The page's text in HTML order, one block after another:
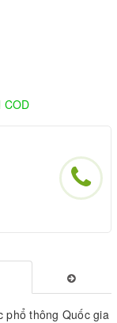
COD
phổ thông Quốc gia